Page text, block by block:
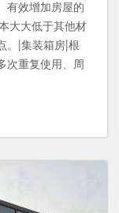
有效增加房屋的
大大低于其他材
。|集装箱房|根
次重复使用、周